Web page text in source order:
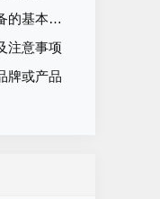
本资料
注意事项
牌或产品